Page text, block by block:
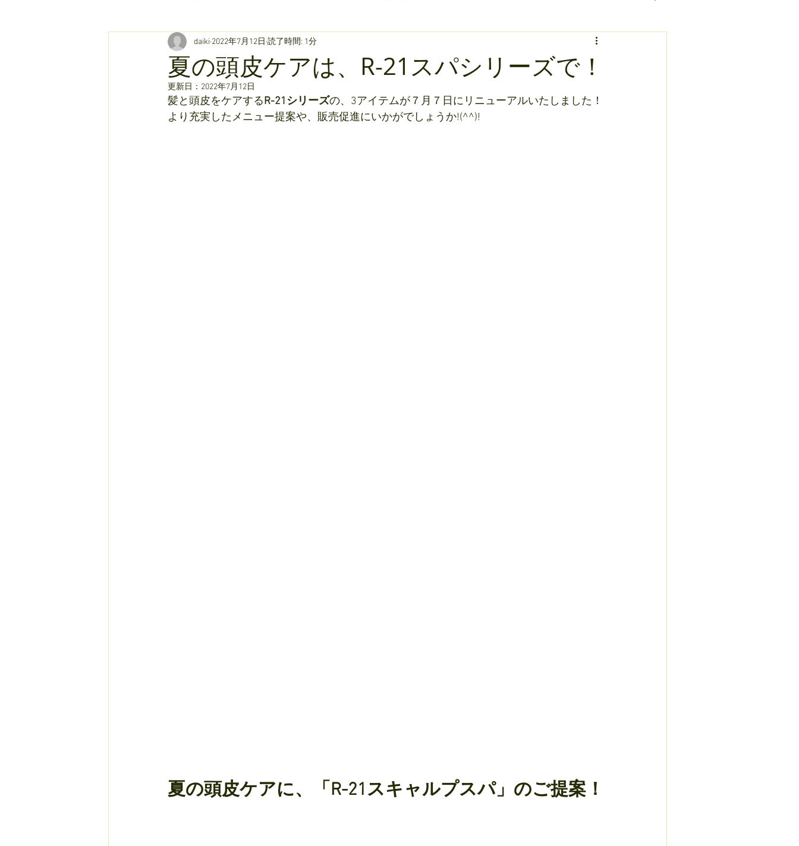
オリジナルヘアケア クリレージュ
夏の頭皮ケアは、R-21スパシリーズで！
daiki 2022年7月12日 読了時間: 1分
更新日： 2022年7月12日
髪と頭皮をケアするR-21シリーズの、3アイテムが７月７日にリニューアルいたしました！
より充実したメニュー提案や、販売促進にいかがでしょうか!(^^)!
夏の頭皮ケアに、「R-21スキャルプスパ」のご提案！